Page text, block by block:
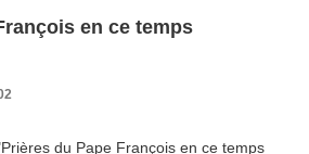
en ce temps